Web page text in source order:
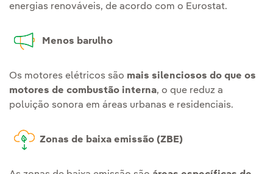
energias renováveis, de acordo com o Eurostat.
Menos barulho
Os motores elétricos são mais silenciosos do que os
motores de combustão interna, o que reduz a
poluição sonora em áreas urbanas e residenciais.
Zonas de baixa emissão (ZBE)